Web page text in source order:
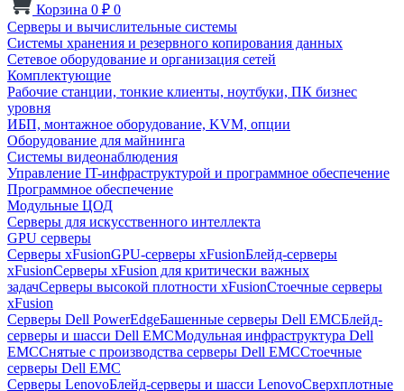
Корзина 0 ₽ 0
Серверы и вычислительные системы
Системы хранения и резервного копирования данных
Сетевое оборудование и организация сетей
Комплектующие
Рабочие станции, тонкие клиенты, ноутбуки, ПК бизнес
уровня
ИБП, монтажное оборудование, KVM, опции
Оборудование для майнинга
Системы видеонаблюдения
Управление IT-инфраструктурой и программное обеспечение
Программное обеспечение
Модульные ЦОД
Серверы для искусственного интеллекта
GPU серверы
Серверы xFusionGPU-серверы xFusionБлейд-серверы
xFusionСерверы xFusion для критически важных
задачСерверы высокой плотности xFusionСтоечные серверы
xFusion
Серверы Dell PowerEdgeБашенные серверы Dell EMCБлейд-
серверы и шасси Dell EMCМодульная инфраструктура Dell
EMCСнятые с производства серверы Dell EMCСтоечные
серверы Dell EMC
Серверы LenovoБлейд-серверы и шасси LenovoСверхплотные